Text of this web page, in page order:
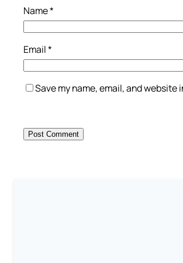
Name*
Email*
Save my name, email, and